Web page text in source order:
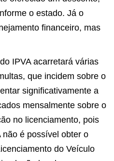
o estado. Já o
financeiro, mas
IPVA acarretará várias
que incidem sobre o
significativamente a
mensalmente sobre o
no licenciamento, pois
não é possível obter o
do Veículo